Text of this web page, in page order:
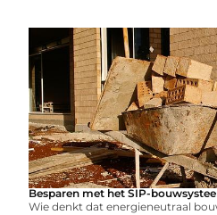
Besparen met het SIP-
Wie denkt dat energieneutraal